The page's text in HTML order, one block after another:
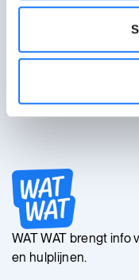
Hoe laat ik
WAT WAT brengt info
en hulplijnen.